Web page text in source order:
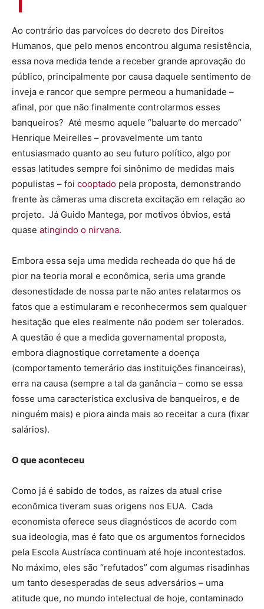
Ao contrário das parvoíces do decreto dos Direitos
Humanos, que pelo menos encontrou alguma resistência,
essa nova medida tende a receber grande aprovação do
público, principalmente por causa daquele sentimento de
inveja e rancor que sempre permeou a humanidade –
afinal, por que não finalmente controlarmos esses
banqueiros? Até mesmo aquele “baluarte do mercado”
Henrique Meirelles – provavelmente um tanto
entusiasmado quanto ao seu futuro político, algo por
essas latitudes sempre foi sinônimo de medidas mais
populistas – foi cooptado pela proposta, demonstrando
frente às câmeras uma discreta excitação em relação ao
projeto. Já Guido Mantega, por motivos óbvios, está
quase atingindo o nirvana.
Embora essa seja uma medida recheada do que há de
pior na teoria moral e econômica, seria uma grande
desonestidade de nossa parte não antes relatarmos os
fatos que a estimularam e reconhecermos sem qualquer
hesitação que eles realmente não podem ser tolerados.
A questão é que a medida governamental proposta,
embora diagnostique corretamente a doença
(comportamento temerário das instituições financeiras),
erra na causa (sempre a tal da ganância – como se essa
fosse uma característica exclusiva de banqueiros, e de
ninguém mais) e piora ainda mais ao receitar a cura (fixar
salários).
O que aconteceu
Como já é sabido de todos, as raízes da atual crise
econômica tiveram suas origens nos EUA. Cada
economista oferece seus diagnósticos de acordo com
sua ideologia, mas é fato que os argumentos fornecidos
pela Escola Austríaca continuam até hoje incontestados.
No máximo, eles são “refutados” com algumas risadinhas
um tanto desesperadas de seus adversários – uma
atitude que, no mundo intelectual de hoje, contaminado